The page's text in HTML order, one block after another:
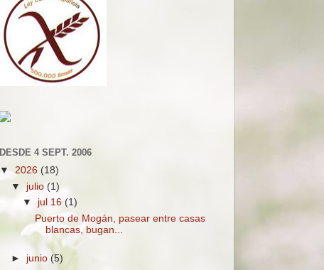
DESDE 4 SEPT. 2006
▼ 2026 (18)
▼ julio(1)
▼jul 16(1)
Puerto de Mogán, pasear entre casas
blancas, bugan...
► junio (5)